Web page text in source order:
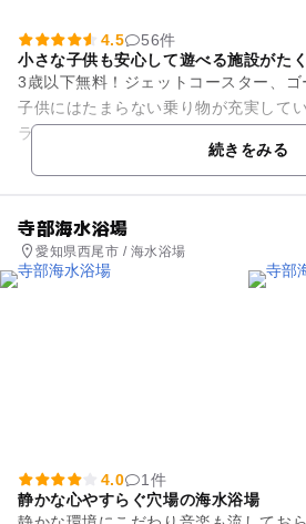
4.5
56件
小さな子供も安心して遊べる施設がた
3歳以下無料！ジェットコースター、ゴ
子供にはたまらない乗り物が充実して
ラフルな遊具は見ているだけでも楽し
ほとんど100円程度で済ん...続きをみる
寺部海水浴場
愛知県西尾市 / 海水浴場
4.0
1件
静かな心やすらぐ穴場の海水浴場